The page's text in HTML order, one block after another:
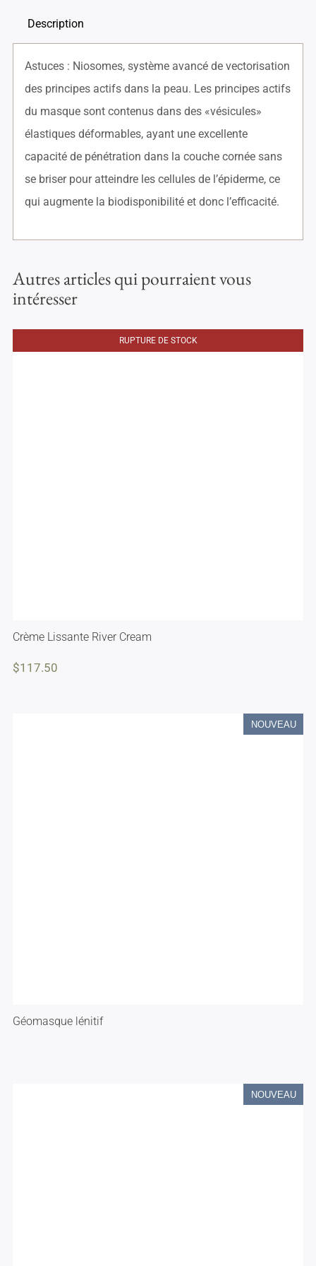
Description
Astuces : Niosomes, système avancé de vectorisation
des principes actifs dans la peau. Les principes actifs
du masque sont contenus dans des «vésicules»
élastiques déformables, ayant une excellente
capacité de pénétration dans la couche cornée sans
se briser pour atteindre les cellules de l’épiderme, ce
qui augmente la biodisponibilité et donc l’efficacité.
Autres articles qui pourraient vous
intéresser
RUPTURE DE STOCK
Crème Lissante River Cream
$117.50
NOUVEAU
Géomasque lénitif
NOUVEAU